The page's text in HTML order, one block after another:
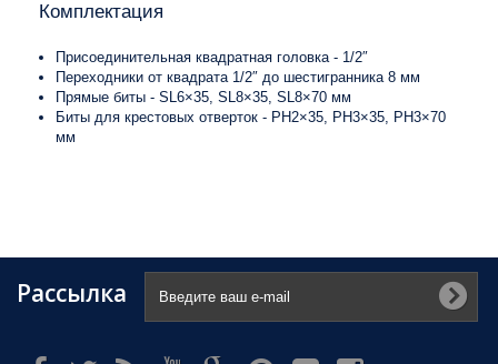
Комплектация
Присоединительная квадратная головка - 1/2″
Переходники от квадрата 1/2″ до шестигранника 8 мм
Прямые биты - SL6×35, SL8×35, SL8×70 мм
Биты для крестовых отверток - PH2×35, PH3×35, PH3×70
мм
Рассылка